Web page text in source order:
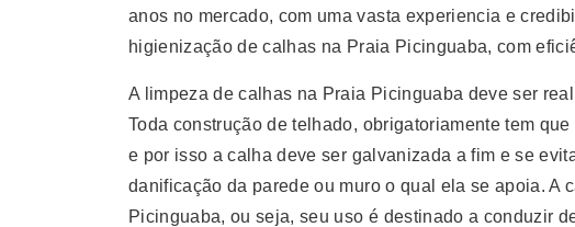
anos no mercado, com uma vasta experiencia e
higienização de calhas na Praia Picinguaba, com
A limpeza de calhas na Praia Picinguaba deve ser
Toda construção de telhado, obrigatoriamente tem
e por isso a calha deve ser galvanizada a fim e se
danificação da parede ou muro o qual ela se apoia.
Picinguaba, ou seja, seu uso é destinado a conduzir